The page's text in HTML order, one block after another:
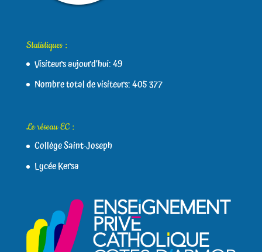
Statistiques :
Visiteurs aujourd’hui:49
Nombre total de visiteurs:405 377
Le réseau EC :
Collège Saint-Joseph
Lycée Kersa